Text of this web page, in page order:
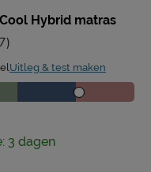
Hybrid matras
Uitleg & test maken
3 dagen